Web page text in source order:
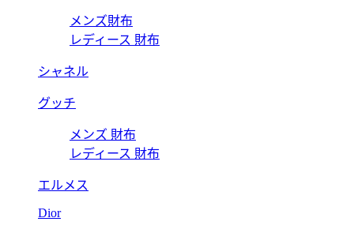
メンズ財布
レディース 財布
シャネル
グッチ
メンズ 財布
レディース 財布
エルメス
Dior